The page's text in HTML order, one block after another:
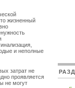
жизненный
и неполные
затрат не
проявляется
не могут